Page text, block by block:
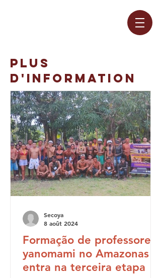
PLUS
D'INFORMATION
Formação de professores
yanomami no Amazonas
entra na terceira etapa
Secoya
8 août 2024